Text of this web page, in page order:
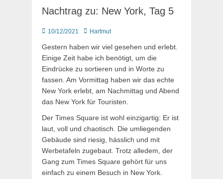
Nachtrag zu: New York, Tag 5
Posted
10/12/2021 AutorHartmut
Gestern haben wir viel gesehen und erlebt.
Einige Zeit habe ich benötigt, um die
Eindrücke zu sortieren und in Worte zu
fassen. Am Vormittag haben wir das echte
New York erlebt, am Nachmittag und Abend
das New York für Touristen.
Der Times Square ist wohl einzigartig: Er ist
laut, voll und chaotisch. Die umliegenden
Gebäude sind riesig, hässlich und mit
Werbetafeln zugebaut. Trotz alledem, der
Gang zum Times Square gehört für uns
einfach zu einem Besuch in New York.